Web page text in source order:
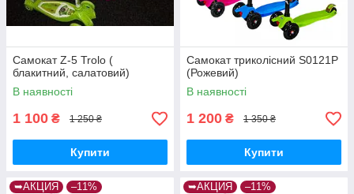
Самокат Z-5 Trolo (
блакитний, салатовий)
В наявності
1 100 ₴ 1 250 ₴
Купити
Самокат триколісний S0121P
(Рожевий)
В наявності
1 200 ₴ 1 350 ₴
Купити
➥АКЦИЯ –11% ➥АКЦИЯ –11%